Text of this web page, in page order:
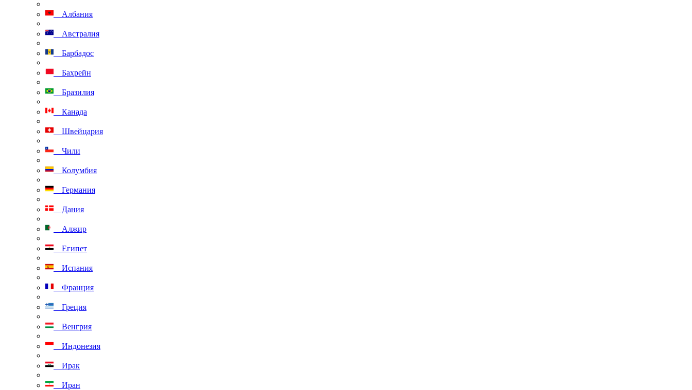
Албания
Австралия
Барбадос
Бахрейн
Бразилия
Канада
Швейцария
Чили
Колумбия
Германия
Дания
Алжир
Египет
Испания
Франция
Греция
Венгрия
Индонезия
Ирак
Иран